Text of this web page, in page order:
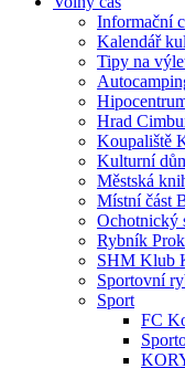
Informační
Kalendář
Tipy na
Hrad
Koupaliště
Kulturní
Městská
Místní část
Ochotnický
Rybník
SHM Klub
Sportovní
Sport
FC